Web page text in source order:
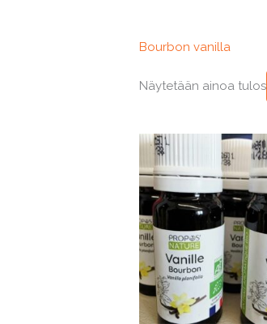
Bourbon vanilla
Näytetään ainoa tulos